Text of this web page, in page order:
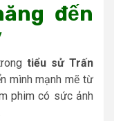
đến
tiểu sử Trấn
mình mạnh mẽ từ
phim có sức ảnh